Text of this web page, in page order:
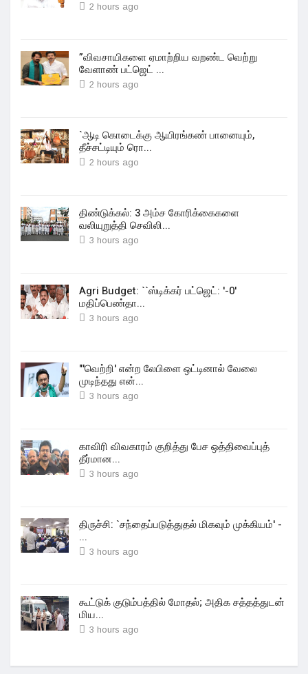
2 hours ago
”விவசாயிகளை ஏமாற்றிய வறண்ட வெற்று
வேளாண் பட்ஜெட் ...
2 hours ago
`ஆடி கொடைக்கு ஆயிரங்கண் பானையும்,
தீச்சட்டியும் ரொ...
2 hours ago
திண்டுக்கல்: 3 அம்ச கோரிக்கைகளை
வலியுறுத்தி செவிலி...
3 hours ago
Agri Budget: ``ஸ்டிக்கர் பட்ஜெட்: '-0'
மதிப்பெண்தா...
3 hours ago
"'வெற்றி' என்ற லேபிளை ஒட்டினால் வேலை
முடிந்தது என்...
3 hours ago
காவிரி விவகாரம் குறித்து பேச ஒத்திவைப்புத்
தீர்மான...
3 hours ago
திருச்சி: `சந்தைப்படுத்துதல் மிகவும் முக்கியம்' -
...
3 hours ago
கூட்டுக் குடும்பத்தில் மோதல்; அதிக சத்தத்துடன்
மிய...
3 hours ago